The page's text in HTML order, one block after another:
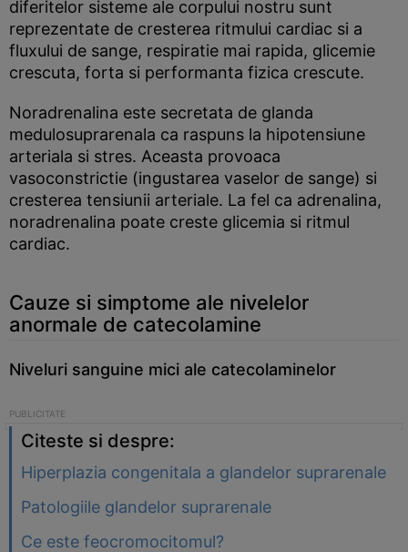
diferitelor sisteme ale corpului nostru sunt
reprezentate de cresterea ritmului cardiac si a
fluxului de sange, respiratie mai rapida, glicemie
crescuta, forta si performanta fizica crescute.
Noradrenalina este secretata de glanda
medulosuprarenala ca raspuns la hipotensiune
arteriala si stres. Aceasta provoaca
vasoconstrictie (ingustarea vaselor de sange) si
cresterea tensiunii arteriale. La fel ca adrenalina,
noradrenalina poate creste glicemia si ritmul
cardiac.
Cauze si simptome ale nivelelor
anormale de catecolamine
Niveluri sanguine mici ale catecolaminelor
Citeste si despre:
Hiperplazia congenitala a glandelor suprarenale
Patologiile glandelor suprarenale
Ce este feocromocitomul?